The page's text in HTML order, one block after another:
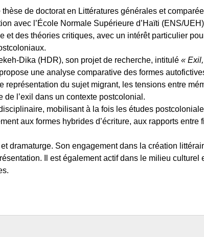
de doctorat en Littératures générales et
avec l’École Normale Supérieure d’Haïti (ENS/
et des théories critiques, avec un intérêt particulier
Dika (HDR), son projet de recherche, intitulé «
une analyse comparative des formes
représentation du sujet migrant, les tensions entre
l’exil dans un contexte postcolonial.
mobilisant à la fois les études
aux formes hybrides d’écriture, aux rapports
dramaturge. Son engagement dans la création
Il est également actif dans le milieu culturel